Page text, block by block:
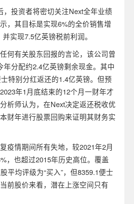
，投资者将密切关注Next全年业绩
，其目标是实现6%的全价销售增
实现7.5亿英镑税前利润。
何有关股东回报的言论，该公司曾
年分配约2.4亿英镑剩余现金。其中
特别分红返还的1.4亿英镑。但预
年1月底结束的12个月一财年才
析师认为，在Next决定返还税收优
财年进行股票回购来证明其财务实
疫情期间所有失地，较2021年2月
，也超过2015年历史高位。覆盖
平均评级为“买入”，但8359.1便士
前股价来看，潜在上涨空间只有